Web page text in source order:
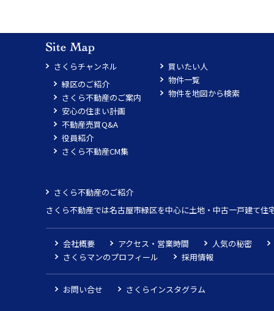
さくらチャンネル
緑区のご紹介
さくら不動産のご案内
安心の住まい計画
不動産売買Q&A
役員紹介
さくら不動産CM集
買いたい人
物件一覧
物件を地図から検索
さくら不動産のご紹介
さくら不動産では名古屋市緑区を中心に土地・中古一戸建て
会社概要 アクセス・営業時間
人気の秘密
さくらマンのプロフィール
採用情報
お問い合せ さくらインスタグラム